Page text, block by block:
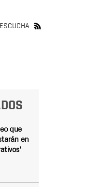
que
en